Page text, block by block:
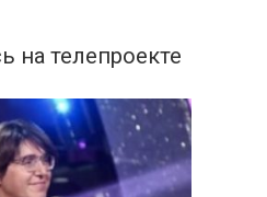
на телепроекте